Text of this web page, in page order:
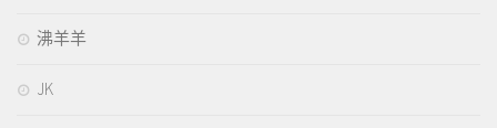
沸羊羊
JK